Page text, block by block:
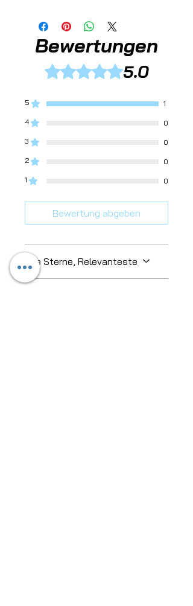
Bewertungen
Mit 5 von 5 Sternen bewertet.
5.0
5
1
4
0
3
0
2
0
1
0
Bewertung abgeben
Alle Sterne, Relevanteste